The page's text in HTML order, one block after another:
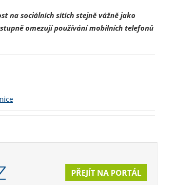
na sociálních sítích stejně vážně jako
omezují používání mobilních telefonů
PŘEJÍT NA PORTÁL